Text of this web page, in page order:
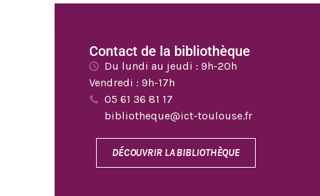
Contact de la bibliothèque
Du lundi au jeudi : 9h-20h
Vendredi : 9h-17h
05 61 36 81 17
bibliotheque@ict-toulouse.fr
DÉCOUVRIR LA BIBLIOTHÈQUE